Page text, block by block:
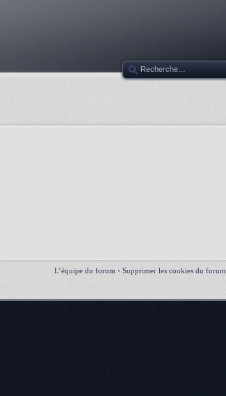
L’équipe du forum • Supprimer les cookies du forum